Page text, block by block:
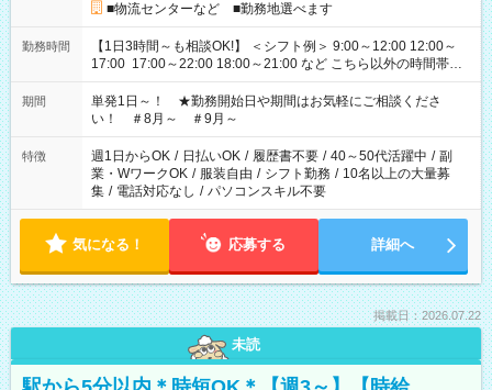
■物流センターなど ■勤務地選べます
勤務時間
【1日3時間～も相談OK!】 ＜シフト例＞ 9:00～12:00 12:00～
17:00 17:00～22:00 18:00～21:00 など こちら以外の時間帯も
お気軽にご相談ください！
期間
単発1日～！ ★勤務開始日や期間はお気軽にご相談くださ
い！ ＃8月～ ＃9月～
特徴 週1日からOK / 日払いOK / 履歴書不要 / 40～50代活躍中 / 副
業・WワークOK / 服装自由 / シフト勤務 / 10名以上の大量募
集 / 電話対応なし / パソコンスキル不要
気になる！ 応募する 詳細へ
掲載日：2026.07.22
未読